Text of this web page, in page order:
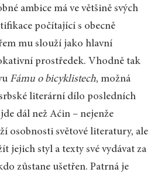
ambice má ve většině svých
počítající s obecně
mu slouží jako hlavní
prostředek. Vhodně tak
Fámu o bicyklistech, možná
literární dílo posledních
dál než Aćin – nejenže
osobnosti světové literatury, ale
jejich styl a texty své vydávat za
zůstane ušetřen. Patrná je